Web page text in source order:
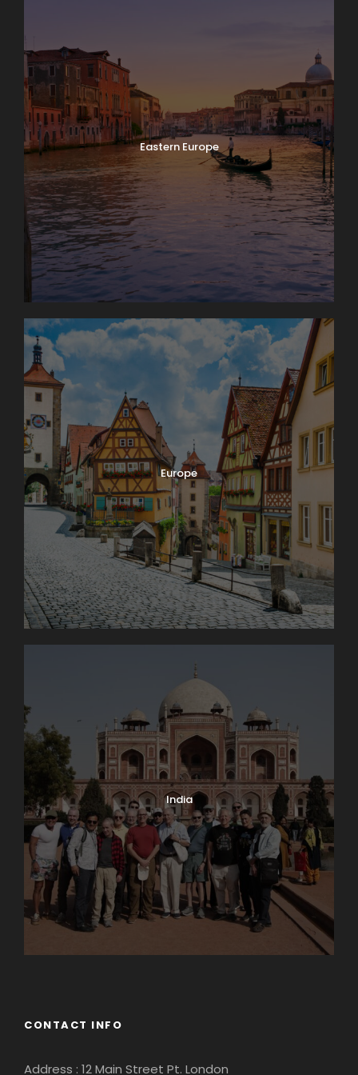
Eastern Europe
Europe
India
CONTACT INFO
Address : 12 Main Street Pt. London